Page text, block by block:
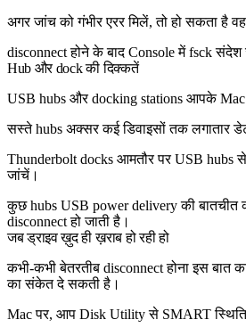
अगर जांच को गंभीर एरर मिलें, तो हो सकता है
disconnect होने के बाद Console मेंfsckसंदेश
Hub और dock की दिक्कतें
USB hubs और docking stations आपके
सस्ते hubs अक्सर कई डिवाइसों तक लगातार
Thunderbolt docks आमतौर पर USB hubs
जांचें।
कुछ hubs USB power delivery की बातचीत
disconnect हो जाती है।
जब ड्राइव ख़ुद ही ख़राब हो रही हो
कभी-कभी बेतरतीब disconnect होना इस बात
का संकेत दे सकती है।
Mac पर, आप Disk Utility से SMART